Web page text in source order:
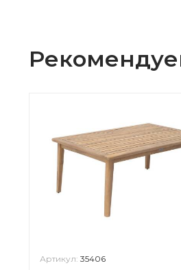
Артикул: 35406